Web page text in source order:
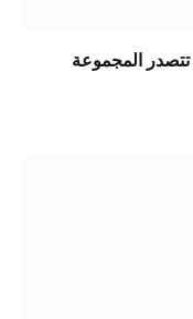
تتصدر المجموعة